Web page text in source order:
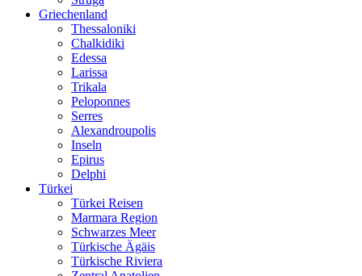
Griechenland
Thessaloniki
Chalkidiki
Edessa
Larissa
Trikala
Peloponnes
Serres
Alexandroupolis
Inseln
Epirus
Delphi
Türkei
Türkei Reisen
Marmara Region
Schwarzes Meer
Türkische Ägäis
Türkische Riviera